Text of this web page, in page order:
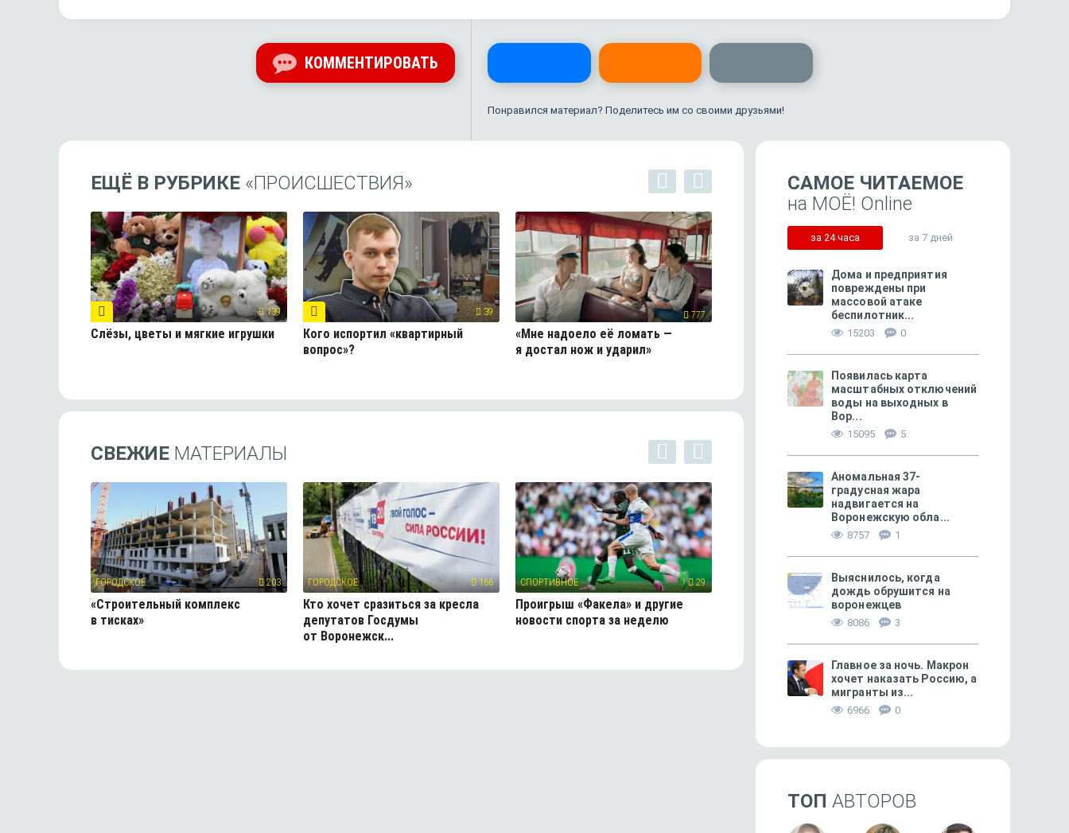
КОММЕНТИРОВАТЬ
Понравился материал? Поделитесь им со своими друзьями!
ЕЩЁ В РУБРИКЕ «ПРОИСШЕСТВИЯ»
139
Слёзы, цветы и мягкие игрушки
39
Кого испортил «квартирный
вопрос»?
777
«Мне надоело её ломать —
я достал нож и ударил»
349
«Капремонт добил наш дом»
СВЕЖИЕ МАТЕРИАЛЫ
ГОРОДСКОЕ 203
«Строительный комплекс
в тисках»
ГОРОДСКОЕ 166
Кто хочет сразиться за кресла
депутатов Госдумы
от Воронежск...
СПОРТИВНОЕ 29
Проигрыш «Факела» и другие
новости спорта за неделю
СВОБОДНОЕ ВРЕМЯ 37
Православная неделя 4 —
САМОЕ ЧИТАЕМОЕ
на МОЁ! Online
за 24 часа за 7 дней
Дома и предприятия
повреждены при
массовой атаке
беспилотник...
15203 0
Появилась карта
масштабных отключений
воды на выходных в
Вор...
15095 5
Аномальная 37-
градусная жара
надвигается на
Воронежскую обла...
8757 1
Выяснилось, когда
дождь обрушится на
воронежцев
8086 3
Главное за ночь. Макрон
хочет наказать Россию, а
мигранты из...
6966 0
ТОП АВТОРОВ